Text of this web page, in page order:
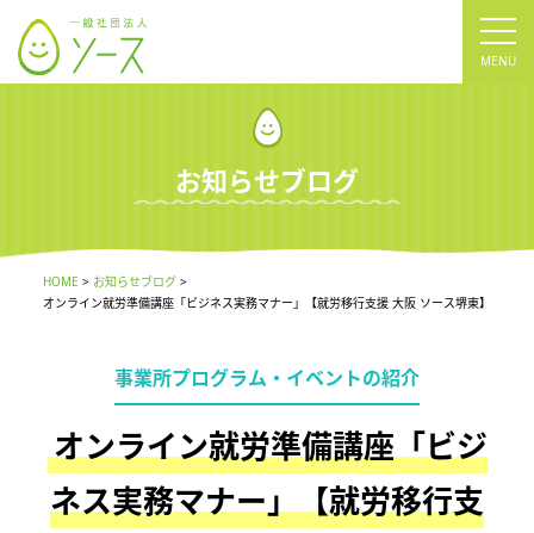
お知らせブログ
HOME
お知らせブログ
オンライン就労準備講座「ビジネス実務マナー」【就労移行支援 大阪 ソース堺東】
事業所プログラム・イベントの紹介
オンライン就労準備講座「ビジ
ネス実務マナー」【就労移行支